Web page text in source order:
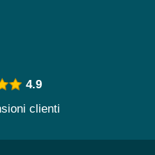
4.9
clienti